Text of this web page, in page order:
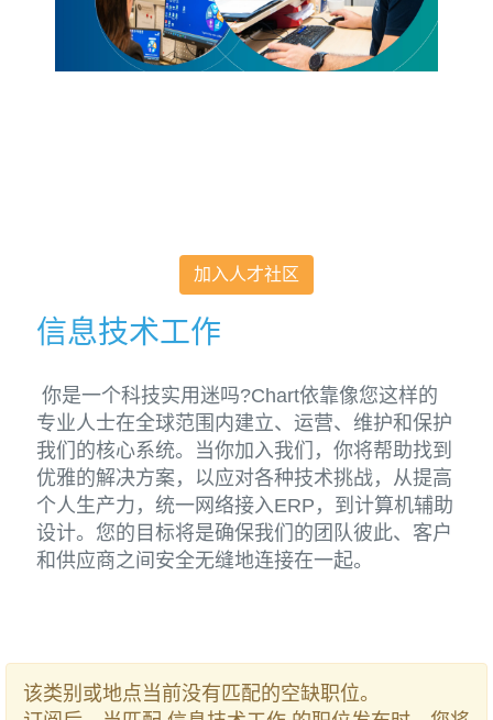
加入人才社区
信息技术工作
你是一个科技实用迷吗?Chart依靠像您这样的
专业人士在全球范围内建立、运营、维护和保护
我们的核心系统。当你加入我们，你将帮助找到
优雅的解决方案，以应对各种技术挑战，从提高
个人生产力，统一网络接入ERP，到计算机辅助
设计。您的目标将是确保我们的团队彼此、客户
和供应商之间安全无缝地连接在一起。
该类别或地点当前没有匹配的空缺职位。